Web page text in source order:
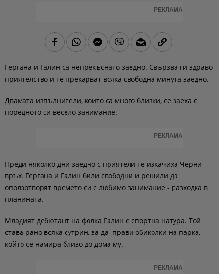
РЕКЛАМА
Гергана и Галин са непрекъснато заедно. Свързва ги здраво
приятелство и те прекарват всяка свободна минута заедно.
Двамата изпълнители, които са много близки, се заеха с
поредното си весело занимание.
РЕКЛАМА
Преди няколко дни заедно с приятели те изкачиха Черни
връх. Гергана и Галин били свободни и решили да
оползотворят времето си с любимо занимание - разходка в
планинатa.
Младият дебютант на фолка Галин е спортна натура. Той
става рано всяка сутрин, за да прави обиколки на парка,
който се намира близо до дома му.
РЕКЛАМА